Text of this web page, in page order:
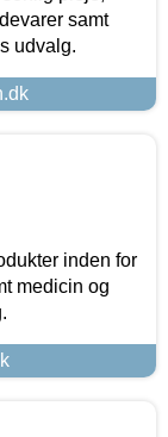
samt
udvalg.
inden for
medicin og